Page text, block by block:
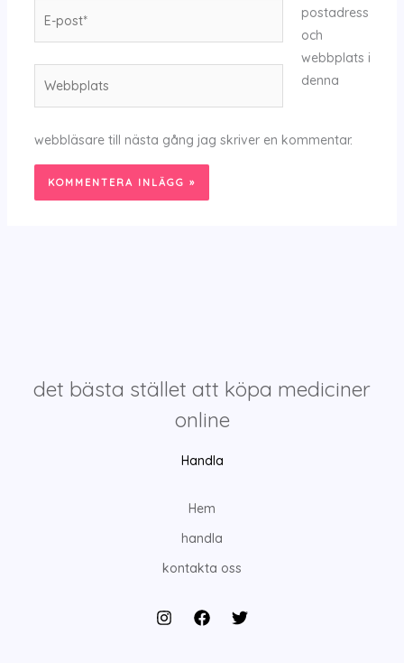
post*
postadress
och
webbplats i
denna
webbläsare till nästa gång jag skriver en kommentar.
det bästa stället att köpa mediciner
online
Handla
Hem
handla
kontakta oss